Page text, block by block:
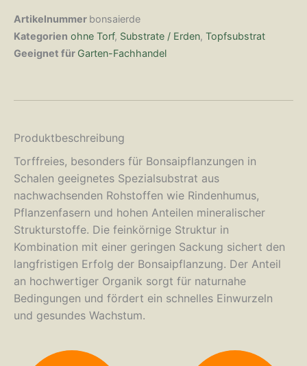
Artikelnummer bonsaierde
Kategorien ohne Torf, Substrate / Erden, Topfsubstrat
Geeignet für Garten-Fachhandel
Produktbeschreibung
Torffreies, besonders für Bonsaipflanzungen in
Schalen geeignetes Spezialsubstrat aus
nachwachsenden Rohstoffen wie Rindenhumus,
Pflanzenfasern und hohen Anteilen mineralischer
Strukturstoffe. Die feinkörnige Struktur in
Kombination mit einer geringen Sackung sichert den
langfristigen Erfolg der Bonsaipflanzung. Der Anteil
an hochwertiger Organik sorgt für naturnahe
Bedingungen und fördert ein schnelles Einwurzeln
und gesundes Wachstum.